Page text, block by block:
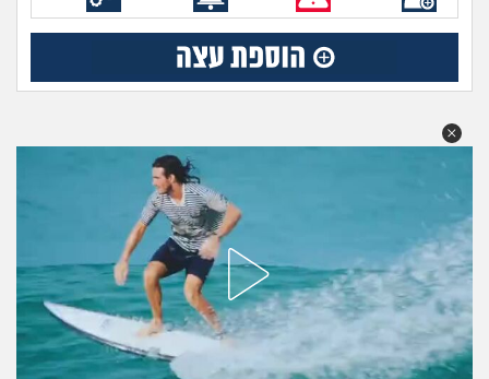
עבודה וקריירה
בית, שכנים ושותפים
מה שעובר עליי
שומרים על הגוף
פיננסי וכלכלה